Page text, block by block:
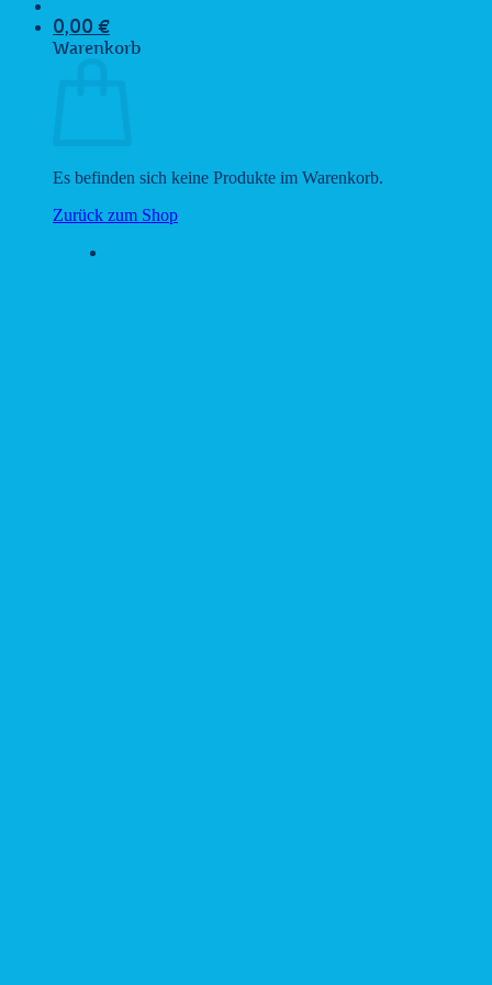
0,00 €
Warenkorb
Es befinden sich keine Produkte im Warenkorb.
Zurück zum Shop